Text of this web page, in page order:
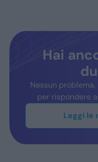
Hai
Nessun
per rispondere
Leggi le